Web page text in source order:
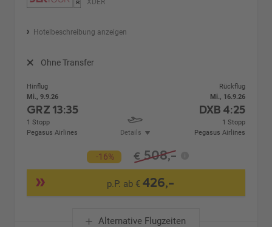
XDER
Hotelbeschreibung anzeigen
Ohne Transfer
Hinflug
Mi., 9.9.26
GRZ13:35
1 Stopp
Pegasus Airlines
Details
Rückflug
Mi., 16.9.26
DXB 4:25
1 Stopp
Pegasus Airlines
-16% € 508,-
p.P. ab € 426,-
Alternative Flugzeiten